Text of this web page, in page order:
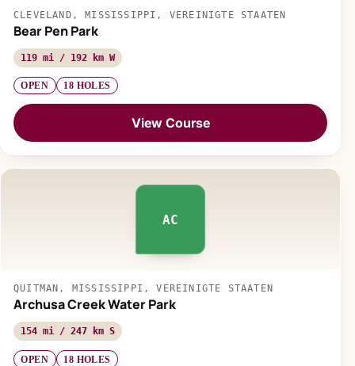
CLEVELAND, MISSISSIPPI, VEREINIGTE STAATEN
Bear Pen Park
119 mi / 192 km W
OPEN 18 HOLES
View Course
AC
QUITMAN, MISSISSIPPI, VEREINIGTE STAATEN
Archusa Creek Water Park
154 mi / 247 km S
OPEN 18 HOLES